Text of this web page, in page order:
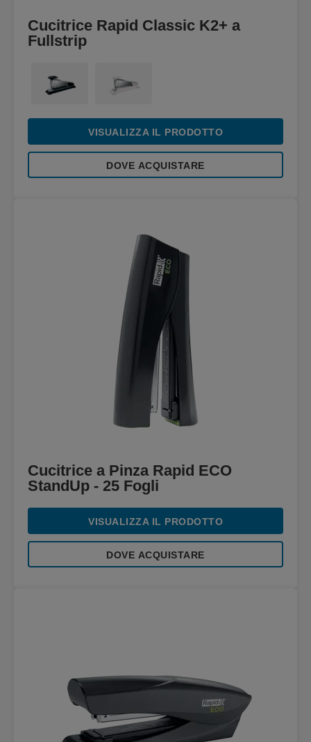
Cucitrice Rapid Classic K2+ a
Fullstrip
VISUALIZZA IL PRODOTTO
DOVE ACQUISTARE
Cucitrice a Pinza Rapid ECO
StandUp - 25 Fogli
VISUALIZZA IL PRODOTTO
DOVE ACQUISTARE